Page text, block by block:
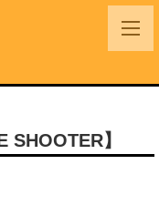
SHOOTER】